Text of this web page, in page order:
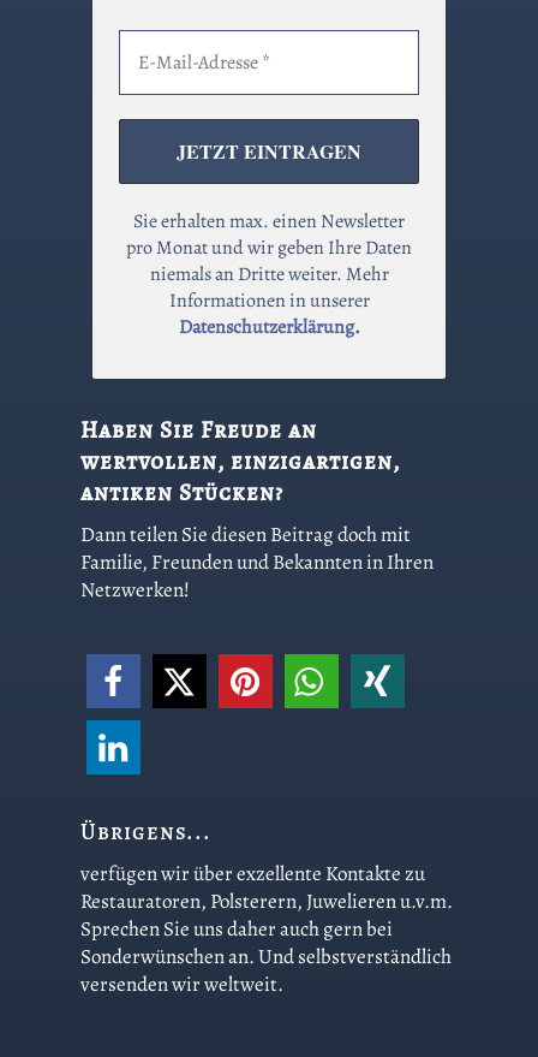
Sie erhalten max. einen Newsletter
pro Monat und wir geben Ihre Daten
niemals an Dritte weiter. Mehr
Informationen in unserer
Datenschutzerklärung.
Haben Sie Freude an
wertvollen, einzigartigen,
antiken Stücken?
Dann teilen Sie diesen Beitrag doch mit
Familie, Freunden und Bekannten in Ihren
Netzwerken!
Übrigens...
verfügen wir über exzellente Kontakte zu
Restauratoren, Polsterern, Juwelieren u.v.m.
Sprechen Sie uns daher auch gern bei
Sonderwünschen an. Und selbstverständlich
versenden wir weltweit.